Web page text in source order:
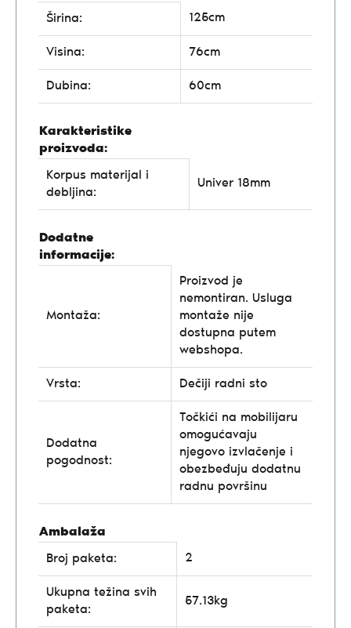
Širina:
125cm
Visina: 76cm
Dubina: 60cm
Karakteristike
proizvoda:
Korpus materijal i
debljina:
Univer 18mm
Dodatne
informacije:
Montaža:
Proizvod je
nemontiran. Usluga
montaže nije
dostupna putem
webshopa.
Vrsta: Dečiji radni sto
Dodatna
pogodnost:
Točkići na mobilijaru
omogućavaju
njegovo izvlačenje i
obezbeđuju dodatnu
radnu površinu
Ambalaža
Broj paketa:
2
Ukupna težina svih
paketa:
57.13kg